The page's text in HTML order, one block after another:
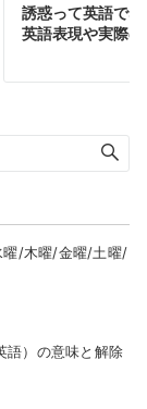
誘惑って英語で
英語表現や実際
曜/木曜/金曜/土曜/
語）の意味と解除